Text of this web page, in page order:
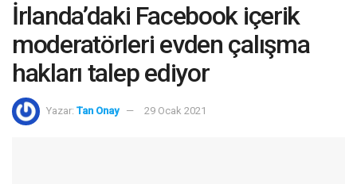
İrlanda’daki Facebook içerik
moderatörleri evden çalışma
hakları talep ediyor
Yazar: Tan Onay 29 Ocak 2021